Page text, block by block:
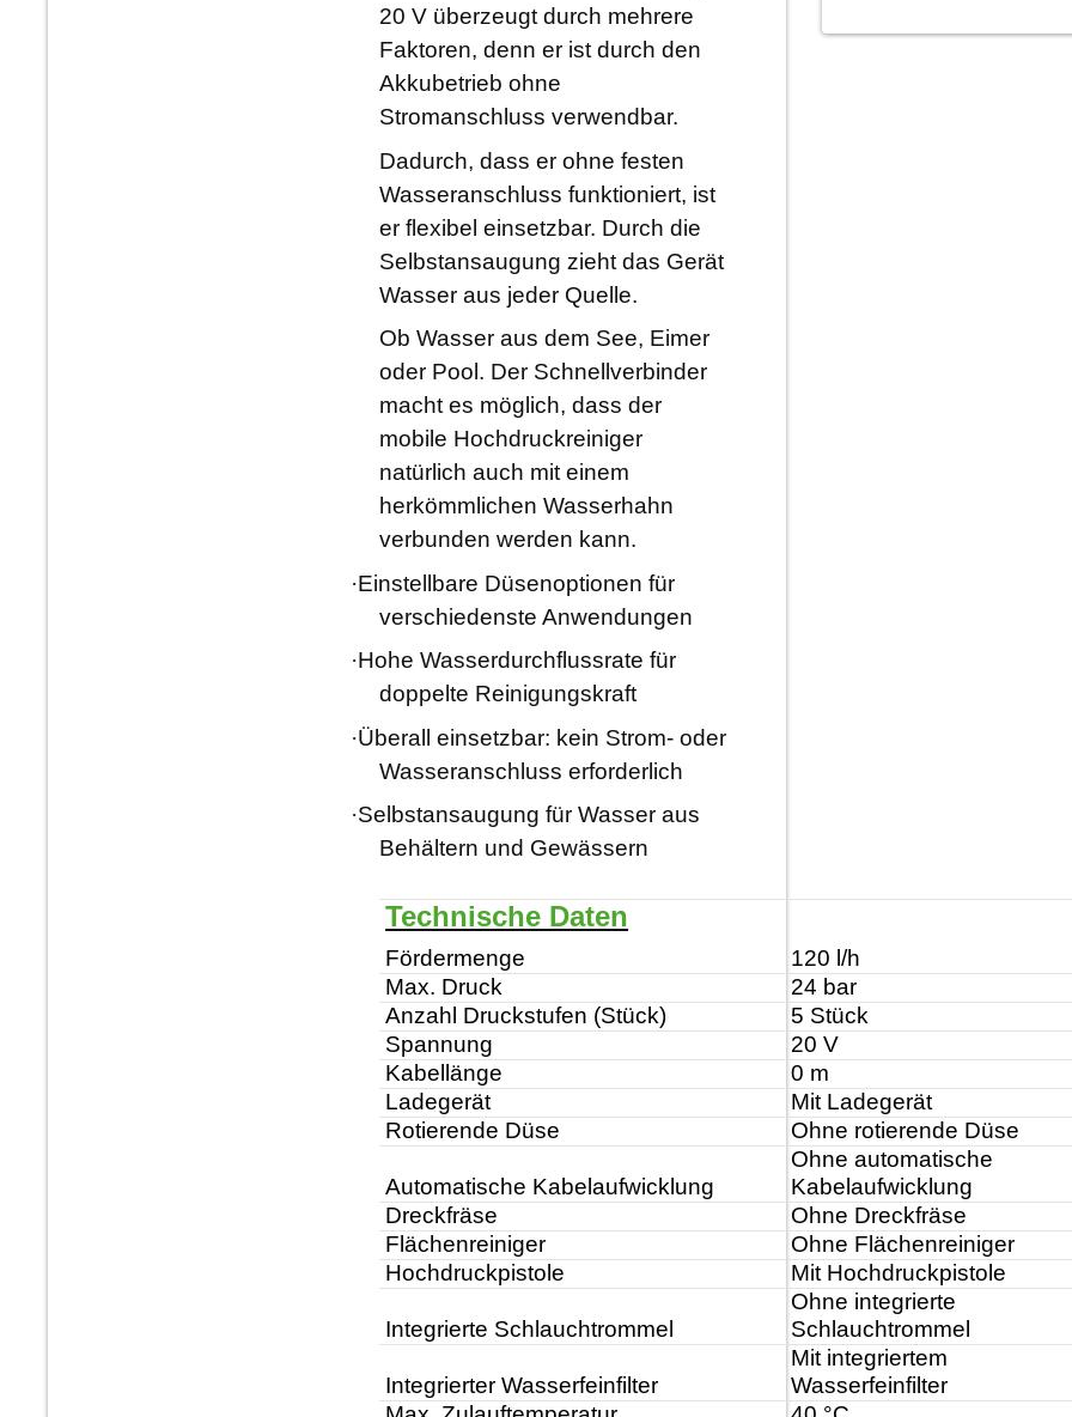
20 V überzeugt durch mehrere
Faktoren, denn er ist durch den
Akkubetrieb ohne
Stromanschluss verwendbar.
Dadurch, dass er ohne festen
Wasseranschluss funktioniert, ist
er flexibel einsetzbar. Durch die
Selbstansaugung zieht das Gerät
Wasser aus jeder Quelle.
Ob Wasser aus dem See, Eimer
oder Pool. Der Schnellverbinder
macht es möglich, dass der
mobile Hochdruckreiniger
natürlich auch mit einem
herkömmlichen Wasserhahn
verbunden werden kann.
·Einstellbare Düsenoptionen für
verschiedenste Anwendungen
·Hohe Wasserdurchflussrate für
doppelte Reinigungskraft
·Überall einsetzbar: kein Strom- oder
Wasseranschluss erforderlich
·Selbstansaugung für Wasser aus
Behältern und Gewässern
Technische Daten
Fördermenge
120 l/h
Max. Druck
24 bar
Anzahl Druckstufen (Stück)
5 Stück
Spannung
20 V
Kabellänge
0 m
Ladegerät
Mit Ladegerät
Rotierende Düse
Ohne rotierende Düse
Automatische Kabelaufwicklung
Ohne automatische
Kabelaufwicklung
Dreckfräse
Ohne Dreckfräse
Flächenreiniger
Ohne Flächenreiniger
Hochdruckpistole
Mit Hochdruckpistole
Integrierte Schlauchtrommel
Ohne integrierte
Schlauchtrommel
Integrierter Wasserfeinfilter
Mit integriertem
Wasserfeinfilter